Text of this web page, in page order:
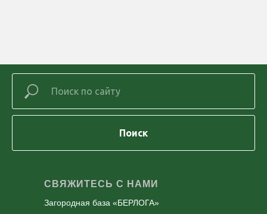
Поиск
СВЯЖИТЕСЬ С НАМИ
Загородная база «БЕРЛОГА»